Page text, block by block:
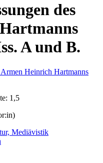
des
A und B.
1,5
Mediävistik